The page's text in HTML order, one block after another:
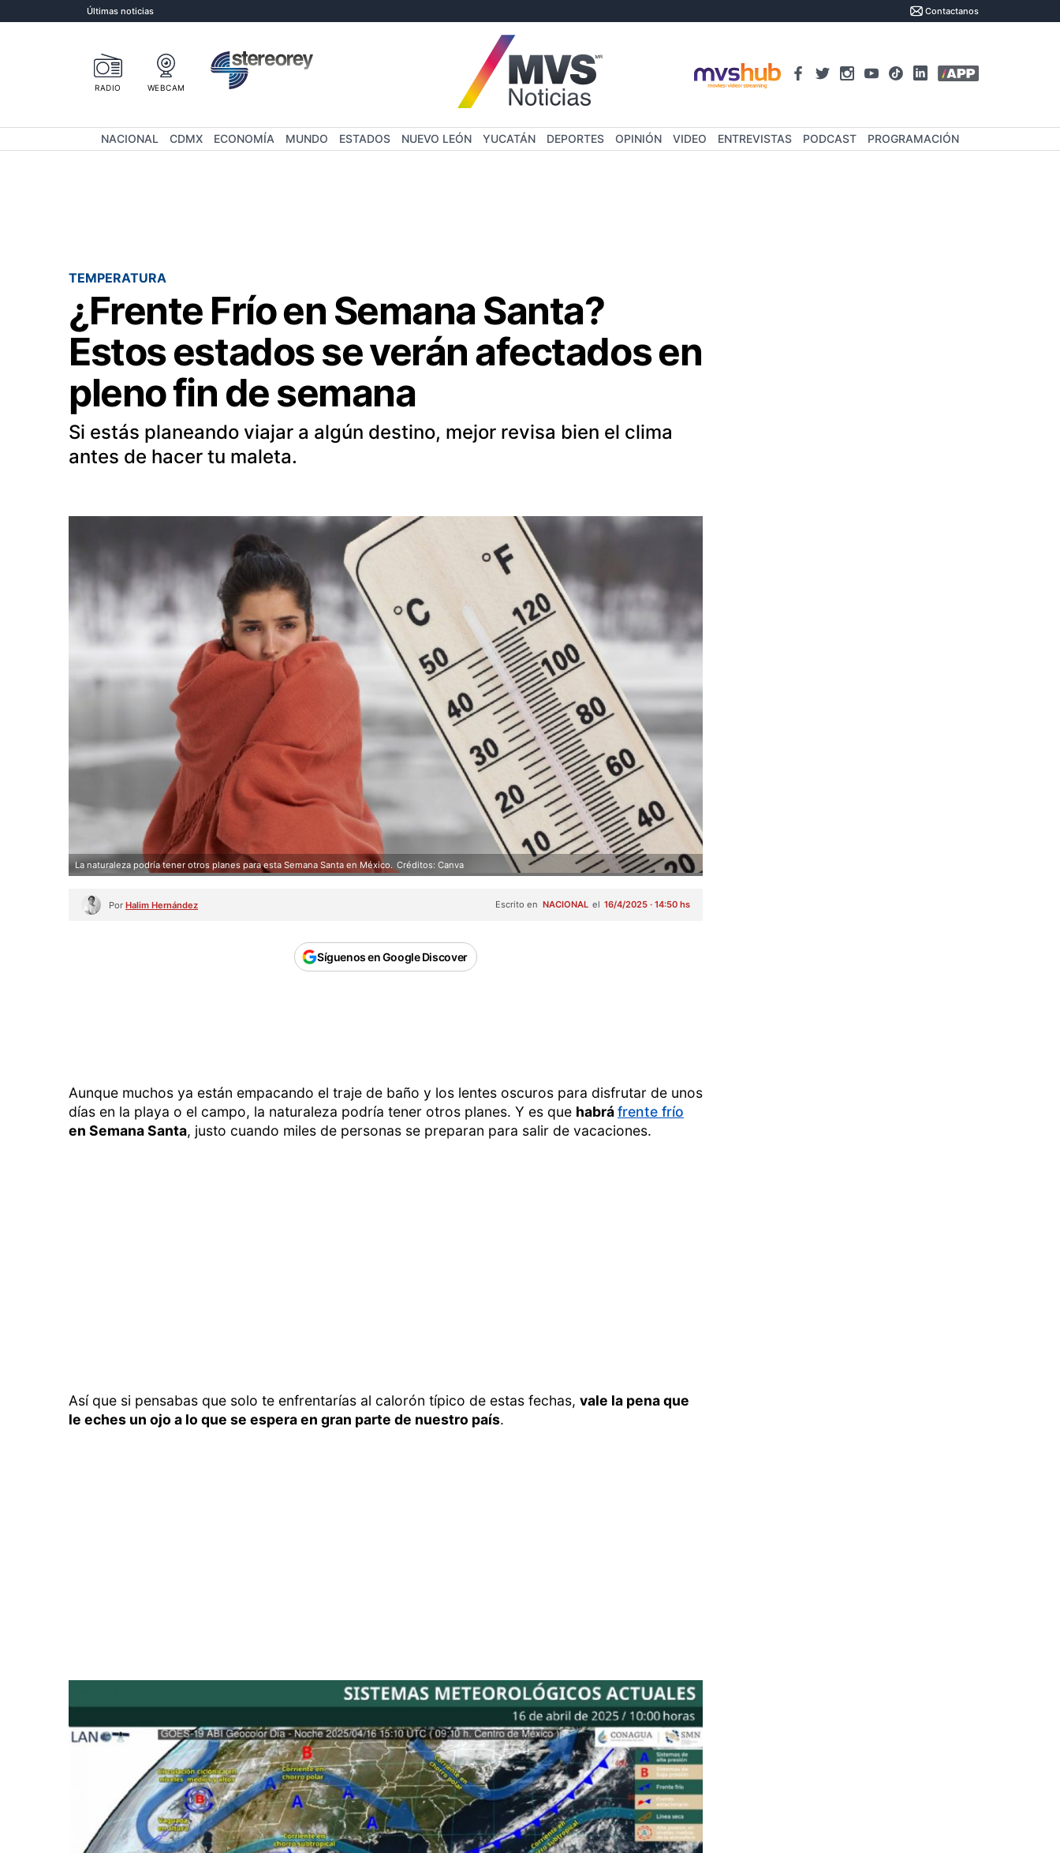
Últimas noticias Contactanos
RADIO WEBCAM
NACIONAL CDMX ECONOMÍA MUNDO ESTADOS NUEVO LEÓN YUCATÁN DEPORTES OPINIÓN VIDEO ENTREVISTAS PODCAST PROGRAMACIÓN
TEMPERATURA
¿Frente Frío en Semana Santa?
Estos estados se verán afectados en
pleno fin de semana
Si estás planeando viajar a algún destino, mejor revisa bien el clima
antes de hacer tu maleta.
La naturaleza podría tener otros planes para esta Semana Santa en México. Créditos: Canva
Por Halim Hernández Escrito en NACIONAL el 16/4/2025 · 14:50 hs
Síguenos en Google Discover
Aunque muchos ya están empacando el traje de baño y los lentes oscuros para disfrutar de unos
días en la playa o el campo, la naturaleza podría tener otros planes. Y es que habráfrente frío
en Semana Santa, justo cuando miles de personas se preparan para salir de vacaciones.
Así que si pensabas que solo te enfrentarías al calorón típico de estas fechas, vale la pena que
le eches un ojo a lo que se espera en gran parte de nuestro país.